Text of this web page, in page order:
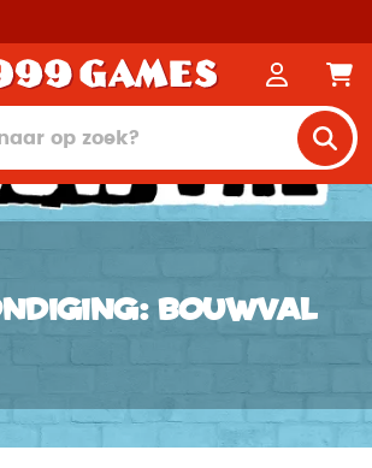
Bouwval